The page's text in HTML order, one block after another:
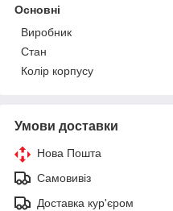
Основні
Виробник
Стан
Колір корпусу
Умови доставки
Нова Пошта
Самовивіз
Доставка кур'єром